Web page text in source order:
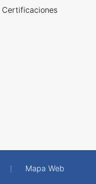
Certificaciones
Mapa Web